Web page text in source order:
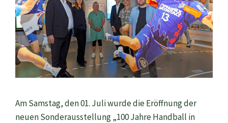
Am Samstag, den 01. Juli wurde die Eröffnung der
neuen Sonderausstellung „100 Jahre Handball in